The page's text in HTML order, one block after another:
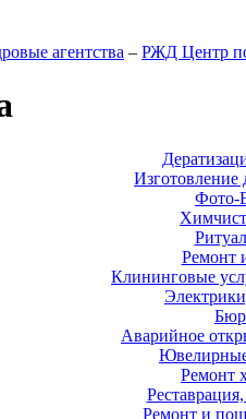
агентства – РЖД ​Центр
Фото-
Ремонт
Клининговые
Аварийное
Ремонт
Ремонт и